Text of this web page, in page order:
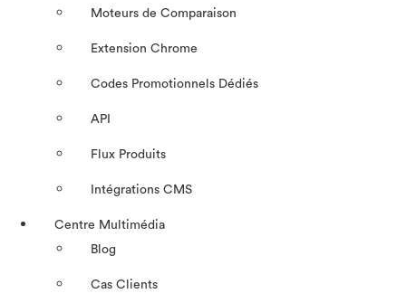
Moteurs de Comparaison
Extension Chrome
Codes Promotionnels Dédiés
API
Flux Produits
Intégrations CMS
Centre Multimédia
Blog
Cas Clients